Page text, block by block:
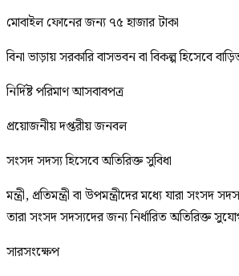
মোবাইল ফোনের জন্য ৭৫ হাজার টাকা
বিনা ভাড়ায় সরকারি বাসভবন বা বিকল্প হিসেবে
নির্দিষ্ট পরিমাণ আসবাবপত্র
প্রয়োজনীয় দপ্তরীয় জনবল
সংসদ সদস্য হিসেবে অতিরিক্ত সুবিধা
মন্ত্রী, প্রতিমন্ত্রী বা উপমন্ত্রীদের মধ্যে যারা সংসদ
তারা সংসদ সদস্যদের জন্য নির্ধারিত অতিরিক্ত
সারসংক্ষেপ